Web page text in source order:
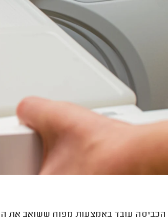
הכביסה עובד באמצעות מפוח ששואב את